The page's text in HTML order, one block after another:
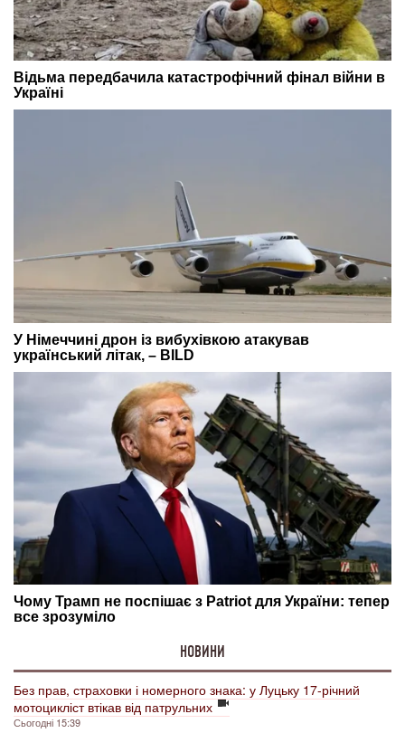
НОВИНИ
Без прав, страховки і номерного знака: у Луцьку 17-річний
мотоцикліст втікав від патрульних
Сьогодні 15:39